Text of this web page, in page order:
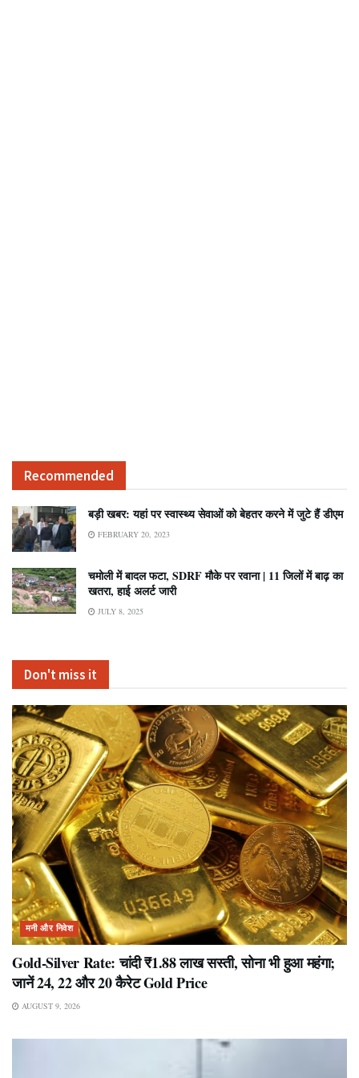
Recommended
बड़ी खबर: यहां पर स्वास्थ्य सेवाओं को बेहतर करने में जुटे हैं डीएम
FEBRUARY 20, 2023
चमोली में बादल फटा, SDRF मौके पर रवाना | 11 जिलों में बाढ़ का
खतरा, हाई अलर्ट जारी
JULY 8, 2025
Don't miss it
मनी और निवेश
Gold-Silver Rate: चांदी ₹1.88 लाख सस्ती, सोना भी हुआ महंगा;
जानें 24, 22 और 20 कैरेट Gold Price
AUGUST 9, 2026